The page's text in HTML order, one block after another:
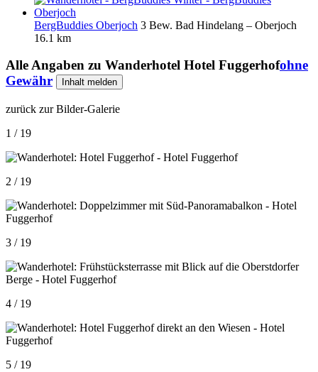
BergBuddies Oberjoch 3 Bew. Bad Hindelang – Oberjoch
16.1 km
Alle Angaben zu Wanderhotel Hotel Fuggerhofohne
Gewähr
Inhalt melden
zurück zur Bilder-Galerie
1 / 19
2 / 19
3 / 19
4 / 19
5 / 19